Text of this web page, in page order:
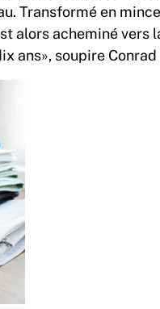
Transformé en
alors acheminé vers
ans», soupire Conrad